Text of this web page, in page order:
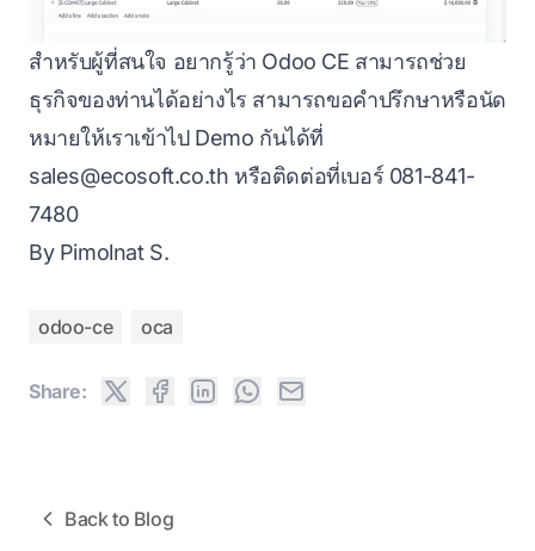
สำหรับผู้ที่สนใจ อยากรู้ว่า Odoo CE สามารถช่วย
ธุรกิจของท่านได้อย่างไร สามารถขอคำปรึกษาหรือนัด
หมายให้เราเข้าไป Demo กันได้ที่
sales@ecosoft.co.th หรือติดต่อที่เบอร์ 081-841-
7480
By Pimolnat S.
odoo-ce oca
Share:
Back to Blog